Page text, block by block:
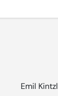
Emil Kintzl